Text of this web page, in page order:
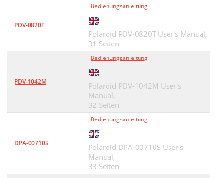
PDV-0820T
Bedienungsanleitung
Polaroid PDV-0820T User's Manual,
31 Seiten
PDV-1042M
Bedienungsanleitung
Polaroid PDV-1042M User's
Manual,
32 Seiten
DPA-00710S
Bedienungsanleitung
Polaroid DPA-00710S User's
Manual,
33 Seiten